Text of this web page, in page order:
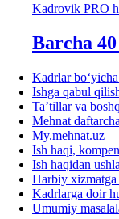
Kadrovik PRO
Barcha
Kadrlar
Ishga qabul
Ta’tillar va
Mehnat
My.mehnat.uz
Ish haqi,
Ish haqidan
Harbiy хizmatga
Kadrlarga doir
Umumiy